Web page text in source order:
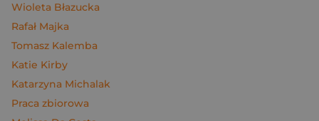
Wioleta Błazucka
Rafał Majka
Tomasz Kalemba
Katie Kirby
Katarzyna Michalak
Praca zbiorowa